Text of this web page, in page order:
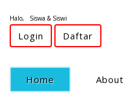
Halo, Siswa & Siswi
Login Daftar
Home(current) About